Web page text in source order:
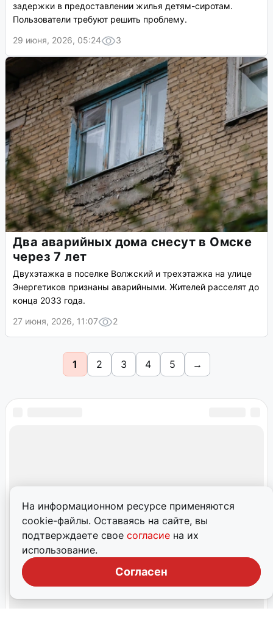
На информационном ресурсе применяются
cookie-файлы. Оставаясь на сайте, вы
подтверждаете свое согласие на их
использование.
Согласен
задержки в предоставлении жилья детям-сиротам.
Пользователи требуют решить проблему.
29 июня, 2026, 05:24
3
Два аварийных дома снесут в Омске
через 7 лет
Двухэтажка в поселке Волжский и трехэтажка на улице
Энергетиков признаны аварийными. Жителей расселят до
конца 2033 года.
27 июня, 2026, 11:07
2
1 2 3 4 5 →